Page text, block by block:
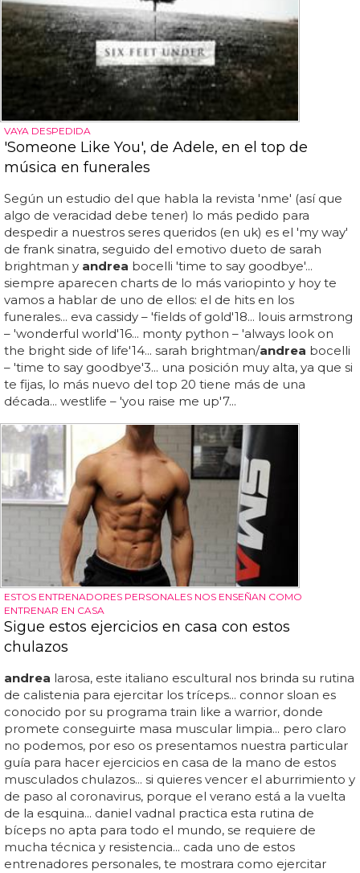
VAYA DESPEDIDA
'Someone Like You', de Adele, en el top de
música en funerales
Según un estudio del que habla la revista 'nme' (así que
algo de veracidad debe tener) lo más pedido para
despedir a nuestros seres queridos (en uk) es el 'my way'
de frank sinatra, seguido del emotivo dueto de sarah
brightman y andrea bocelli 'time to say goodbye'...
siempre aparecen charts de lo más variopinto y hoy te
vamos a hablar de uno de ellos: el de hits en los
funerales... eva cassidy – 'fields of gold'18... louis armstrong
– 'wonderful world'16... monty python – 'always look on
the bright side of life'14... sarah brightman/andrea bocelli
– 'time to say goodbye'3... una posición muy alta, ya que si
te fijas, lo más nuevo del top 20 tiene más de una
década... westlife – 'you raise me up'7...
ESTOS ENTRENADORES PERSONALES NOS ENSEÑAN COMO
ENTRENAR EN CASA
Sigue estos ejercicios en casa con estos
chulazos
andrea larosa, este italiano escultural nos brinda su rutina
de calistenia para ejercitar los tríceps... connor sloan es
conocido por su programa train like a warrior, donde
promete conseguirte masa muscular limpia... pero claro
no podemos, por eso os presentamos nuestra particular
guía para hacer ejercicios en casa de la mano de estos
musculados chulazos... si quieres vencer el aburrimiento y
de paso al coronavirus, porque el verano está a la vuelta
de la esquina... daniel vadnal practica esta rutina de
bíceps no apta para todo el mundo, se requiere de
mucha técnica y resistencia... cada uno de estos
entrenadores personales, te mostrara como ejercitar